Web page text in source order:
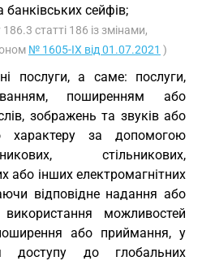
банківських сейфів;
статті 186 із змінами,
№ 1605-IX від 01.07.2021 )
послуги, а саме: послуги,
поширенням або
зображень та звуків або
характеру за допомогою
стільникових,
або інших електромагнітних
відповідне надання або
можливостей
або приймання, у
доступу до глобальних